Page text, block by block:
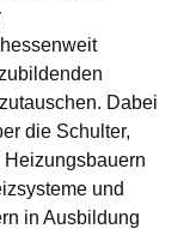
Dabei
die Schulter,
und
in Ausbildung